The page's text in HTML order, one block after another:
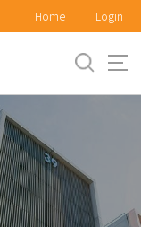
Home Login